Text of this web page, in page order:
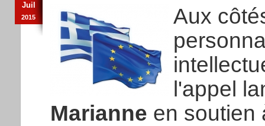
Juil
2015
Aux
l'appel
Marianne en soutien